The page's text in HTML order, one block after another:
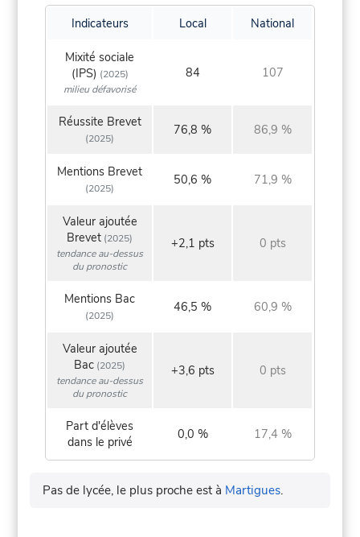
Indicateurs Local National
Mixité sociale
(IPS) (2025)
milieu défavorisé
84 107
Réussite Brevet
(2025)
76,8 % 86,9 %
Mentions Brevet
(2025)
50,6 % 71,9 %
Valeur ajoutée
Brevet (2025)
tendance au-dessus
du pronostic
+2,1 pts 0 pts
Mentions Bac
(2025)
46,5 % 60,9 %
Valeur ajoutée
Bac (2025)
tendance au-dessus
du pronostic
+3,6 pts 0 pts
Part d'élèves
dans le privé
0,0 % 17,4 %
Pas de lycée, le plus proche est à Martigues.